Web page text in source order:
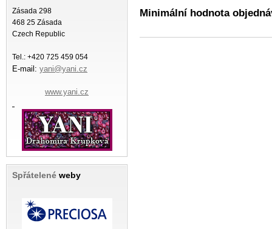
Zásada 298
468 25 Zásada
Czech Republic
Tel.: +420 725 459 054
E-mail: yani@yani.cz
www.yani.cz
Spřátelené weby
Minimální hodnota